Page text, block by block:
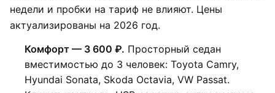
недели и пробки на тариф не влияют. Цены
актуализированы на 2026 год.
Комфорт — 3 600 ₽. Просторный седан
вместимостью до 3 человек: Toyota Camry,
Hyundai Sonata, Skoda Octavia, VW Passat.